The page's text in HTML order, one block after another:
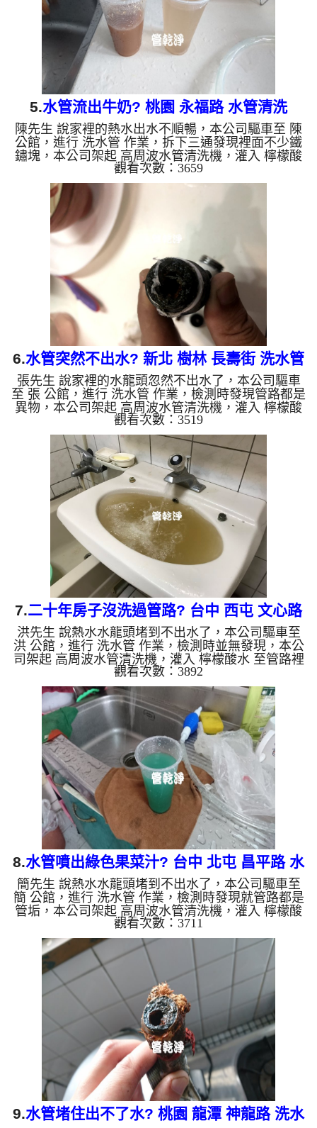
銅的物質，生鏽...
5.水管流出牛奶? 桃園 永福路 水管清洗
陳先生 說家裡的熱水出水不順暢，本公司驅車至 陳
公館，進行 洗水管 作業，拆下三通發現裡面不少鐵
鏽塊，本公司架起 高周波水管清洗機，灌入 檸檬酸
水 至管路裡面，等了約15分，開啟 水管清洗機 ，啟
動 螺旋波 模式，一開始就洗出白色髒水，看起來跟
牛奶一樣，如下圖片影片，兩個小時後，管路清洗乾
淨出水量也恢復正常了!! 如是自來水，如水管老化，
會產生鐵鏽跟泥沙堆積，洗出來的水就會是咖啡色，
地下水含有氧化錳，管壁上會結成黑色管垢，洗出來
的水會跟石油一樣黑，有些洗出綠色的水，是因為裡
面有銅的物質，...
觀看次數：3659
6.水管突然不出水? 新北 樹林 長壽街 洗水管
張先生 說家裡的水龍頭忽然不出水了，本公司驅車
至 張 公館，進行 洗水管 作業，檢測時發現管路都是
異物，本公司架起 高周波水管清洗機，灌入 檸檬酸
水 至管路裡面，等了約15分，開啟 水管清洗機 ，啟
動 脈衝波 模式，一開始就洗出棕色髒水，還掉出不
少塊狀鐵鏽，如下圖片影片，兩個多小時後，水管出
水量恢復正常了!! 如是自來水，如水管老化，會產生
鐵鏽跟泥沙堆積，洗出來的水就會是咖啡色，地下水
含有氧化錳，管壁上會結成黑色管垢，洗出來的水會
跟石油一樣黑，有些洗出綠色的水，是因為裡面有銅
的物質，生鏽產...
觀看次數：3519
7.二十年房子沒洗過管路? 台中 西屯 文心路
清洗水管
洪先生 說熱水水龍頭堵到不出水了，本公司驅車至
洪 公館，進行 洗水管 作業，檢測時並無發現，本公
司架起 高周波水管清洗機，灌入 檸檬酸水 至管路裡
面，等了約15分，開啟 水管清洗機 ，啟動 脈衝波 模
式，一開始就洗出髒水，看起來就像是冬瓜茶一樣，
如下圖片影片，兩個多小時後，熱水出水量恢復正常
了!! 如是自來水，如水管老化，會產生鐵鏽跟泥沙堆
積，洗出來的水就會是咖啡色，地下水含有氧化錳，
管壁上會結成黑色管垢，洗出來的水會跟石油一樣
黑，有些洗出綠色的水，是因為裡面有銅的物質，生
鏽產生銅綠，如...
觀看次數：3892
8.水管噴出綠色果菜汁? 台中 北屯 昌平路 水
管清洗
簡先生 說熱水水龍頭堵到不出水了，本公司驅車至
簡 公館，進行 洗水管 作業，檢測時發現就管路都是
管垢，本公司架起 高周波水管清洗機，灌入 檸檬酸
水 至管路裡面，等了約15分，開啟 水管清洗機 ，啟
動 脈衝波 模式，一開始就洗出綠色的髒水，連我們
都嚇了一跳，看起來就像是果菜汁，如下圖片影片，
兩個多小時後，水變清澈出水量也恢復大小了!! 如是
自來水，如水管老化，會產生鐵鏽跟泥沙堆積，洗出
來的水就會是咖啡色，地下水含有氧化錳，管壁上會
結成黑色管垢，洗出來的水會跟石油一樣黑，有些洗
出綠色的水，是...
觀看次數：3711
9.水管堵住出不了水? 桃園 龍潭 神龍路 洗水